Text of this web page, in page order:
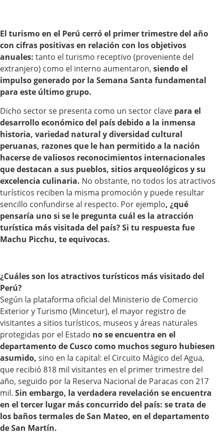
El turismo en el Perú cerró el primer trimestre del año
con cifras positivas en relación con los objetivos
anuales: tanto el turismo receptivo (proveniente del
extranjero) como el interno aumentaron, siendo el
impulso generado por la Semana Santa fundamental
para este último grupo.
Dicho sector se presenta como un sector clave para el
desarrollo económico del país debido a la inmensa
historia, variedad natural y diversidad cultural
peruanas, razones que le han permitido a la nación
hacerse de valiosos reconocimientos internacionales
que destacan a sus pueblos, sitios arqueológicos y su
excelencia culinaria. No obstante, no todos los atractivos
turísticos reciben la misma promoción y puede resultar
sencillo confundirse al respecto. Por ejemplo, ¿qué
pensaría uno si se le pregunta cuál es la atracción
turística más visitada del país? Si tu respuesta fue
Machu Picchu, te equivocas.
¿Cuáles son los atractivos turísticos más visitado del
Perú?
Según la plataforma oficial del Ministerio de Comercio
Exterior y Turismo (Mincetur), el mayor registro de
visitantes a sitios turísticos, museos y áreas naturales
protegidas por el Estado no se encuentra en el
departamento de Cusco como muchos seguro hubiesen
asumido, sino en la capital: el Circuito Mágico del Agua,
que recibió 818 mil visitantes en el primer trimestre del
año, seguido por la Reserva Nacional de Paracas con 217
mil. Sin embargo, la verdadera revelación se encuentra
en el tercer lugar más concurrido del país: se trata de
los baños termales de San Mateo, en el departamento
de San Martín.